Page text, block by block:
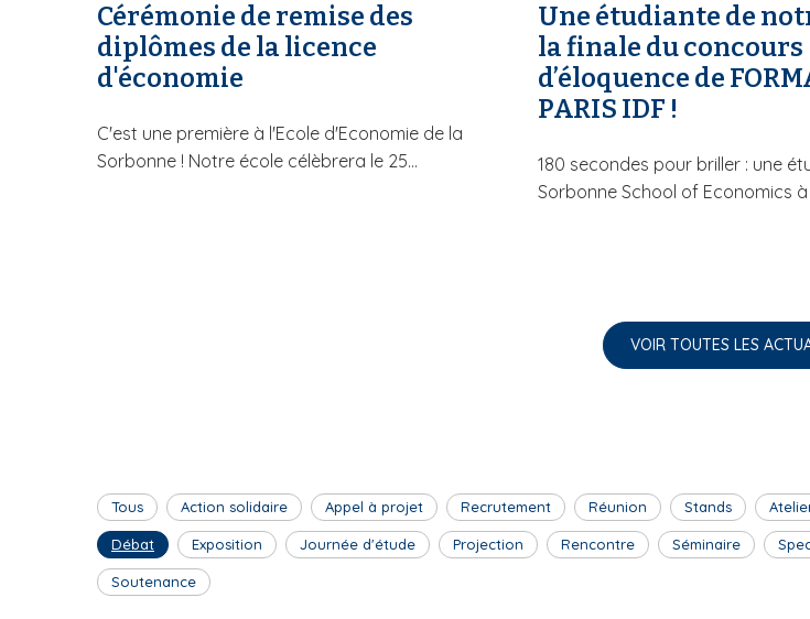
Cérémonie de remise des
diplômes de la licence
d'économie
C'est une première à l'Ecole d'Economie de la
Sorbonne ! Notre école célèbrera le 25...
Une étudiante de
la finale du concours
d’éloquence de
PARIS IDF !
180 secondes pour briller : une
Sorbonne School of Economics à
VOIR TOUTES LES
Tous Action solidaire Appel à projet Recrutement Réunion Stands
Débat Exposition Journée d'étude Projection Rencontre Séminaire
Soutenance